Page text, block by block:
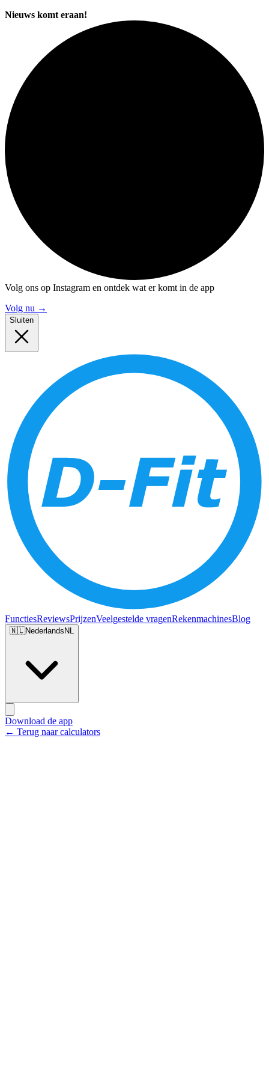
Nieuws komt eraan!
Volg ons op Instagram en ontdek wat er komt in de app
Volg nu →
Sluiten
FunctiesReviewsPrijzenVeelgestelde vragenRekenmachinesBlog
🇳🇱NederlandsNL
Download de app
← Terug naar calculators